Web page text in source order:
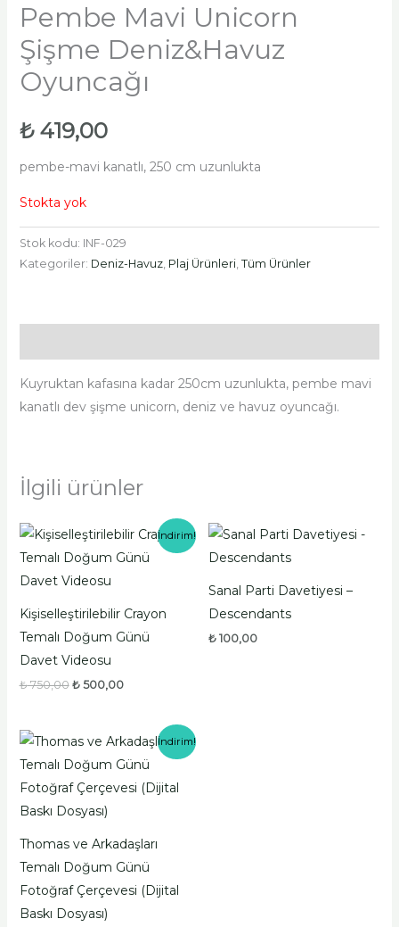
Pembe Mavi Unicorn
Şişme Deniz&Havuz
Oyuncağı
₺419,00
pembe-mavi kanatlı, 250 cm uzunlukta
Stokta yok
Stok kodu: INF-029
Kategoriler: Deniz-Havuz, Plaj Ürünleri, Tüm Ürünler
Kuyruktan kafasına kadar 250cm uzunlukta, pembe mavi
kanatlı dev şişme unicorn, deniz ve havuz oyuncağı.
İlgili ürünler
İndirim!
Kişiselleştirilebilir Crayon
Temalı Doğum Günü
Davet Videosu
₺750,00
Orijinal
fiyat:
₺ 750,00.
₺500,00
Şu
andaki
fiyat:
Sanal Parti Davetiyesi –
Descendants
₺ 100,00
İndirim!
Thomas ve Arkadaşları
Temalı Doğum Günü
Fotoğraf Çerçevesi (Dijital
Baskı Dosyası)
Orijinal
fiyat:
₺ 750,00.
andaki
fiyat: